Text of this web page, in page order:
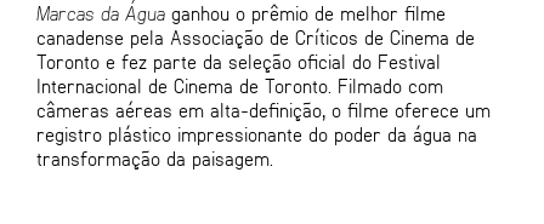
Marcas da Água ganhou o prêmio de melhor filme
canadense pela Associação de Críticos de Cinema de
Toronto e fez parte da seleção oficial do Festival
Internacional de Cinema de Toronto. Filmado com
câmeras aéreas em alta-definição, o filme oferece um
registro plástico impressionante do poder da água na
transformação da paisagem.